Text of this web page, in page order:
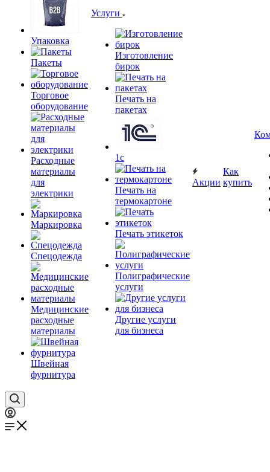
Упаковка
Пакеты
Торговое
оборудование
Расходные
материалы
для
электрики
Маркировка
Спецодежда
Медицинские
расходные
материалы
Швейная
фурнитура
Услуги
Изготовление
бирок
Печать на
пакетах
1c
Печать на
термокартоне
Печать этикеток
Полиграфические
услуги
Другие услуги
для бизнеса
Акции
Как
купить